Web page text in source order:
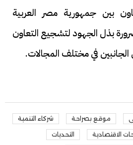
بين جمهورية مصر العربية
بذل الجهود لتشجيع التعاون
في مختلف المجالات.
موقع بصراحة شركاء التنمية
الاقتصادية التحديات